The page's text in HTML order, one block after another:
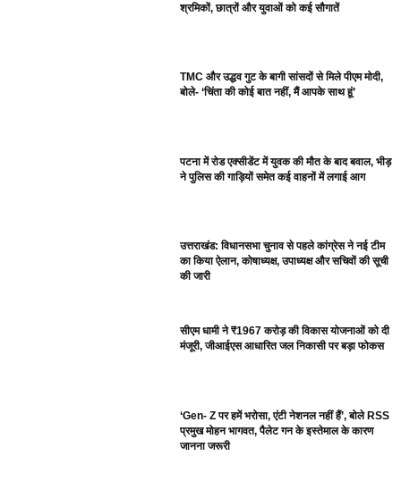
श्रमिकों, छात्रों और युवाओं को कई सौगातें
TMC और उद्धव गुट के बागी सांसदों से मिले पीएम मोदी,
बोले- ‘चिंता की कोई बात नहीं, मैं आपके साथ हूं’
पटना में रोड एक्सीडेंट में युवक की मौत के बाद बवाल, भीड़
ने पुलिस की गाड़ियों समेत कई वाहनों में लगाई आग
उत्तराखंड: विधानसभा चुनाव से पहले कांग्रेस ने नई टीम
का किया ऐलान, कोषाध्यक्ष, उपाध्यक्ष और सचिवों की सूची
की जारी
सीएम धामी ने ₹1967 करोड़ की विकास योजनाओं को दी
मंजूरी, जीआईएस आधारित जल निकासी पर बड़ा फोकस
‘Gen- Z पर हमें भरोसा, एंटी नेशनल नहीं हैं’, बोले RSS
प्रमुख मोहन भागवत, पैलेट गन के इस्तेमाल के कारण
जानना जरूरी